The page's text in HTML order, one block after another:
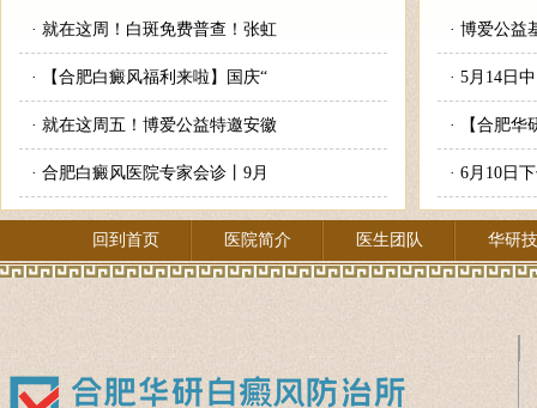
· 就在这周！白斑免费普查！张虹
· 【合肥白癜风福利来啦】国庆“
· 就在这周五！博爱公益特邀安徽
· 合肥白癜风医院专家会诊丨9月
· 博爱公益
· 5月14日
· 【合肥
· 6月10日
回到首页 医院简介 医生团队 华研